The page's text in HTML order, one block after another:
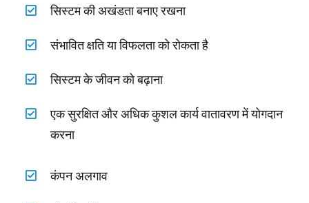
सिस्टम की अखंडता बनाए रखना
संभावित क्षति या विफलता को रोकता है
सिस्टम के जीवन को बढ़ाना
एक सुरक्षित और अधिक कुशल कार्य वातावरण में योगदान
करना
कंपन अलगाव